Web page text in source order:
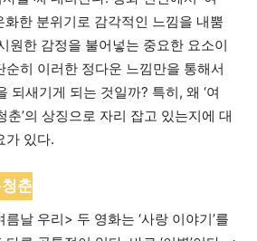
화한 분위기로 감각적인 느낌을 내뿜
원한 감정을 불어넣는 중요한 요소이
순히 이러한 정다운 느낌만을 통해서
되새기게 되는 것일까? 특히, 왜 ‘여
춘’의 상징으로 자리 잡고 있는지에 대
가 있다.
춘
날 우리> 두 영화는 ‘사랑 이야기’를